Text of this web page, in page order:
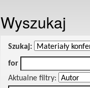
Wyszukaj
Szukaj:
for
Aktualne filtry: